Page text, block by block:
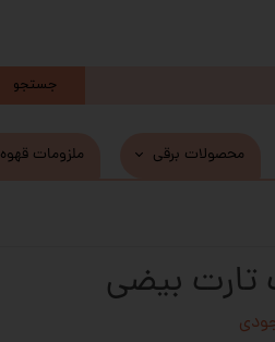
جستجو
محصولات برقی ملزومات
تارت بیضی